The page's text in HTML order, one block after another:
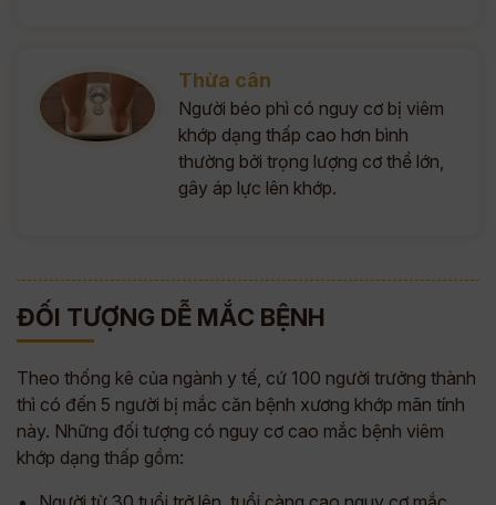
Thừa cân
Người béo phì có nguy cơ bị viêm
khớp dạng thấp cao hơn bình
thường bởi trọng lượng cơ thể lớn,
gây áp lực lên khớp.
ĐỐI TƯỢNG DỄ MẮC BỆNH
Theo thống kê của ngành y tế, cứ 100 người trưởng thành
thì có đến 5 người bị mắc căn bệnh xương khớp mãn tính
này. Những đối tượng có nguy cơ cao mắc bệnh viêm
khớp dạng thấp gồm: